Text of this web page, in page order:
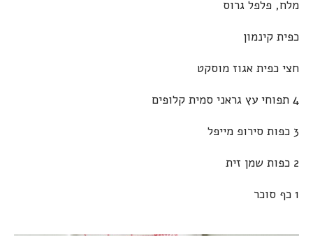
מלח, פלפל גרוס
כפית קינמון
חצי כפית אגוז מוסקט
4 תפוחי עץ גראני סמית קלופים
3 כפות סירופ מייפל
2 כפות שמן זית
1 כף סוכר